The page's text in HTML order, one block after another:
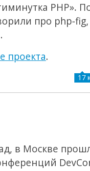
PHP».
про php-
проекта.
17
в Москве